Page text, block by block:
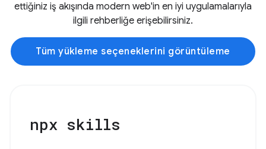
ettiğiniz iş akışında modern web'in en iyi uygulamalarıyla
ilgili rehberliğe erişebilirsiniz.
Tüm yükleme seçeneklerini görüntüleme
npx skills